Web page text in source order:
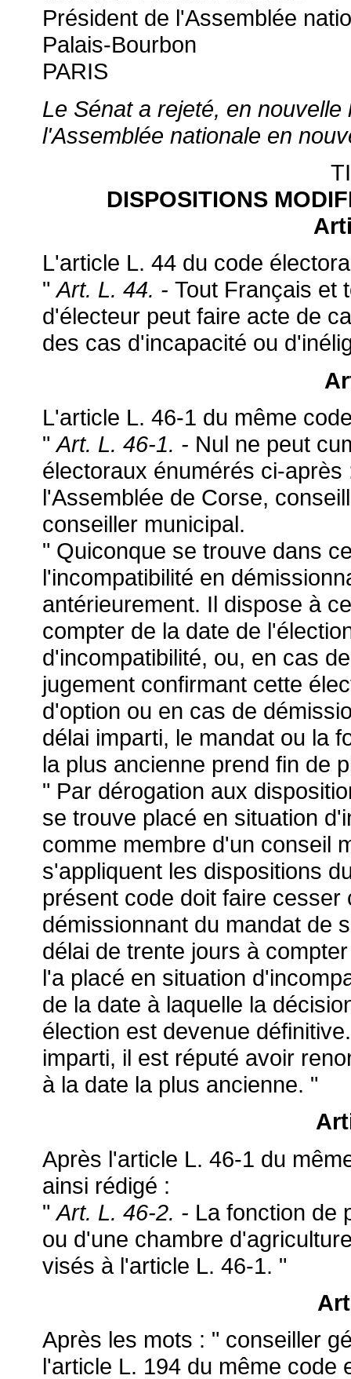
Président de l'Assemblée
Palais-Bourbon
PARIS
Le Sénat a rejeté, en
l'Assemblée nationale en
DISPOSITIONS
L'article L. 44 du code
"Art. L. 44. - Tout Français et
d'électeur peut faire acte de
des cas d'incapacité ou
L'article L. 46-1 du même
"Art. L. 46-1. - Nul ne peut
électoraux énumérés ci-
l'Assemblée de Corse,
conseiller municipal.
" Quiconque se trouve dans
l'incompatibilité en
antérieurement. Il dispose à
compter de la date de
d'incompatibilité, ou, en cas
jugement confirmant cette
d'option ou en cas de
délai imparti, le mandat ou la
la plus ancienne prend fin de
" Par dérogation aux
se trouve placé en situation
comme membre d'un conseil
s'appliquent les dispositions
présent code doit faire cesser
démissionnant du mandat de
délai de trente jours à
l'a placé en situation
de la date à laquelle la
élection est devenue
imparti, il est réputé avoir
à la date la plus ancienne. "
Après l'article L. 46-1 du
ainsi rédigé :
" Art. L. 46-2. - La fonction de
ou d'une chambre
visés à l'article L. 46-1. "
Après les mots : " conseiller
l'article L. 194 du même code